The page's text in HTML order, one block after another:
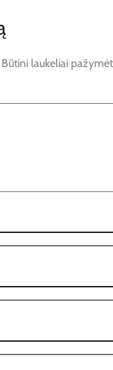
Būtini laukeliai